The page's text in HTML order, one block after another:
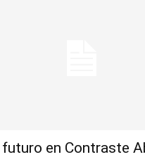
en Contraste